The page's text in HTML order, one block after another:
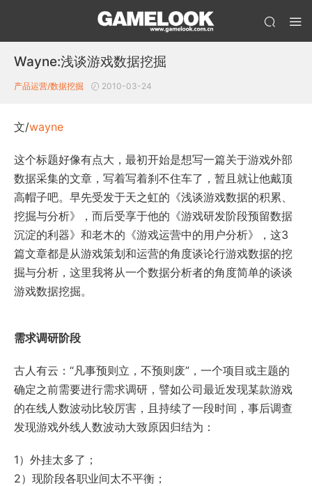
Wayne:浅谈游戏数据挖掘
产品运营/数据挖掘 2010-03-24
文/wayne
这个标题好像有点大，最初开始是想写一篇关于游戏外部
数据采集的文章，写着写着刹不住车了，暂且就让他戴顶
高帽子吧。早先受发于天之虹的《浅谈游戏数据的积累、
挖掘与分析》，而后受享于他的《游戏研发阶段预留数据
沉淀的利器》和老木的《游戏运营中的用户分析》，这3
篇文章都是从游戏策划和运营的角度谈论行游戏数据的挖
掘与分析，这里我将从一个数据分析者的角度简单的谈谈
游戏数据挖掘。
需求调研阶段
古人有云：“凡事预则立，不预则废”，一个项目或主题的
确定之前需要进行需求调研，譬如公司最近发现某款游戏
的在线人数波动比较厉害，且持续了一段时间，事后调查
发现游戏外线人数波动大致原因归结为：
1）外挂太多了；
2）现阶段各职业间太不平衡；